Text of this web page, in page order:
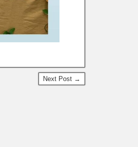
Next Post →